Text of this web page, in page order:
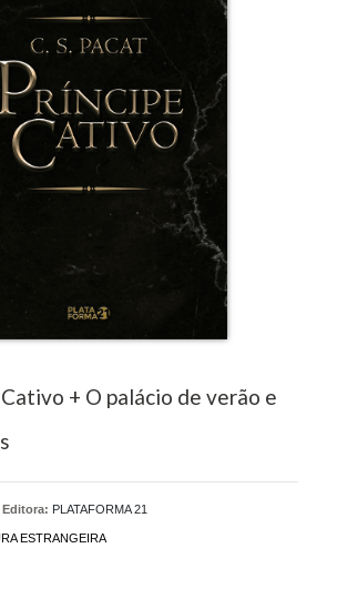
+ O palácio de verão e
Editora: PLATAFORMA 21
ESTRANGEIRA